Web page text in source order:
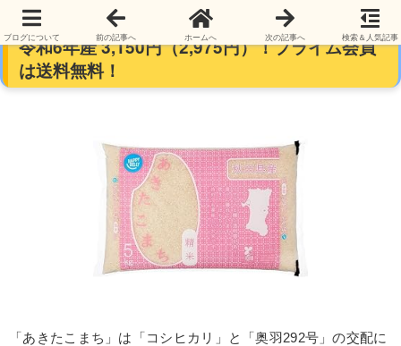
By Amazon 秋田県産 白米 あきたこまち 5kg
令和6年産 3,150円（2,975円）！プライム会員
は送料無料！
「あきたこまち」は「コシヒカリ」と「奥羽292号」の交配に
ブログについて 前の記事へ ホームへ 次の記事へ 検索＆人気記事